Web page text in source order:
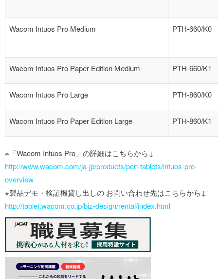
Wacom Intuos Pro Medium PTH-660/K0
Wacom Intuos Pro Paper Edition Medium PTH-660/K1
Wacom Intuos Pro Large PTH-860/K0
Wacom Intuos Pro Paper Edition Large PTH-860/K1
※「Wacom Intuos Pro」の詳細はこちらから↓
http://www.wacom.com/ja-jp/products/pen-tablets/intuos-pro-
overview
※製品デモ・検証機貸し出しの お問い合わせ先はこちらから↓
http://tablet.wacom.co.jp/biz-design/rental/index.html